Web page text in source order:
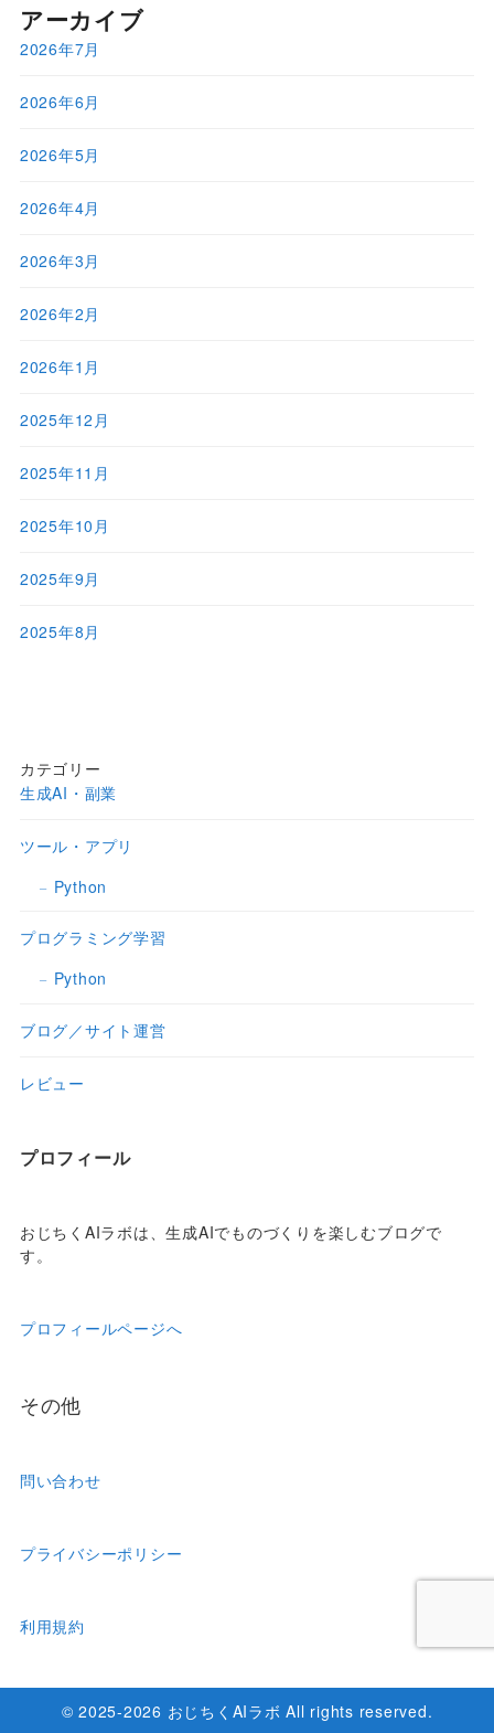
アーカイブ
2026年7月
2026年6月
2026年5月
2026年4月
2026年3月
2026年2月
2026年1月
2025年12月
2025年11月
2025年10月
2025年9月
2025年8月
カテゴリー
生成AI・副業
ツール・アプリ
Python
プログラミング学習
Python
ブログ／サイト運営
レビュー
プロフィール
おじちくAIラボは、生成AIでものづくりを楽しむブログで
す。
プロフィールページへ
その他
問い合わせ
プライバシーポリシー
利用規約
© 2025-2026 おじちくAIラボ All rights reserved.